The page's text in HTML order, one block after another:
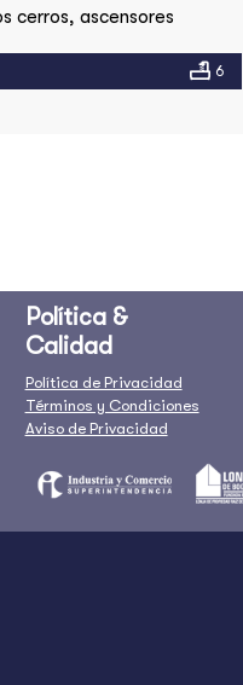
cerros, ascensores
con salida a terraza y 6
Política &
Calidad
Política de Privacidad
Términos y Condiciones
Aviso de Privacidad